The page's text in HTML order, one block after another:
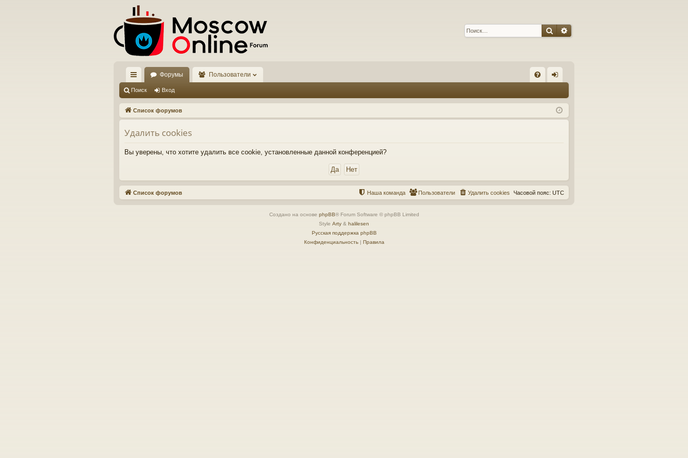
ПоискРасширенный поиск
с
ы
лк
и
Форумы Пользователи
Q д
Поиск Вход
Список форумов
Удалить cookies
Вы уверены, что хотите удалить все cookie, установленные данной конференцией?
Список форумов Часовой пояс: UTC
Удалить cookies
Пользователи
Наша команда
Создано на основе phpBB® Forum Software © phpBB Limited
Style Arty & halilesen
Русская поддержка phpBB
Конфиденциальность| Правила